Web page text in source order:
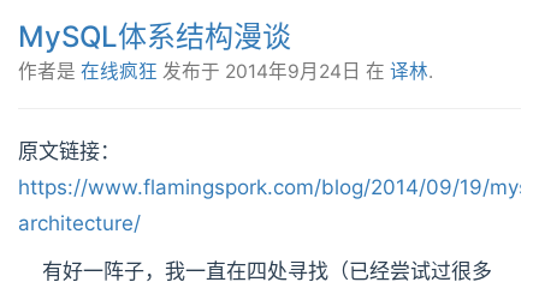
MySQL体系结构漫谈
作者是 在线疯狂 发布于 2014年9月24日 在 译林.
原文链接：
https://www.flamingspork.com/blog/2014/09/19/
architecture/
有好一阵子，我一直在四处寻找（已经尝试过很多